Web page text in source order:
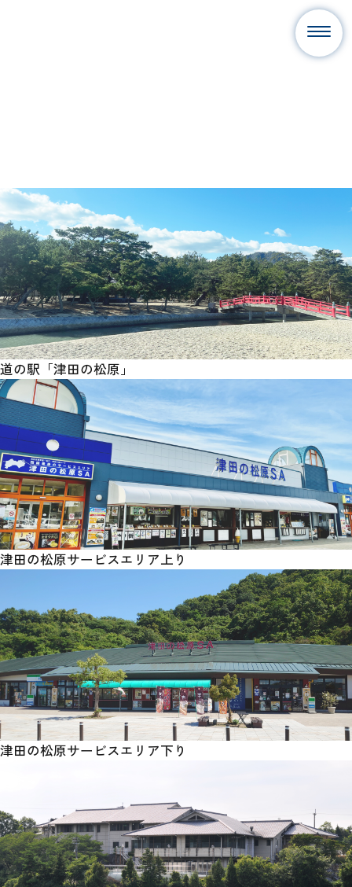
道の駅「津田の松原」
津田の松原サービスエリア上り
津田の松原サービスエリア下り